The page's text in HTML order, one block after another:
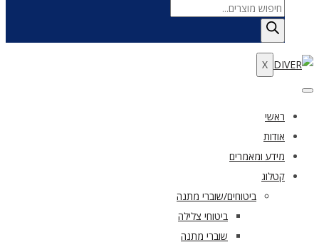
Products
search
X
ראשי
אודות
מידע ומאמרים
קטלוג
ביטוחים/שוברי מתנה
ביטוחי צלילה
שוברי מתנה